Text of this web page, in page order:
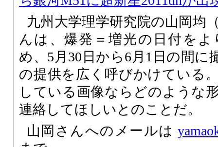
九州大学理学研究院の山岡均
んは、爆発＝増光の日付を
め、5月30日から6月1日の間に
の提供を広く呼びかけている
している画像ならどのような
連絡してほしいとのことだ。
山岡さんへのメールは